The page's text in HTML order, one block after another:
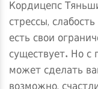
Кордицепс
стрессы,
есть свои
существует. Но
может сделать